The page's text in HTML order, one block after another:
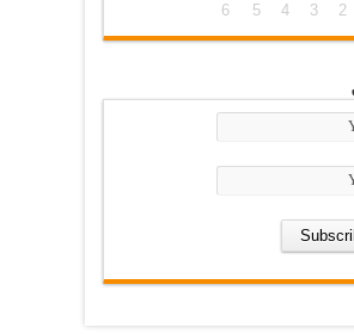
2
3
4
5
6